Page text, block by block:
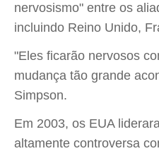
nervosismo" entre os
incluindo Reino Unido,
"Eles ficarão nervosos
mudança tão grande
Simpson.
Em 2003, os EUA
altamente controversa